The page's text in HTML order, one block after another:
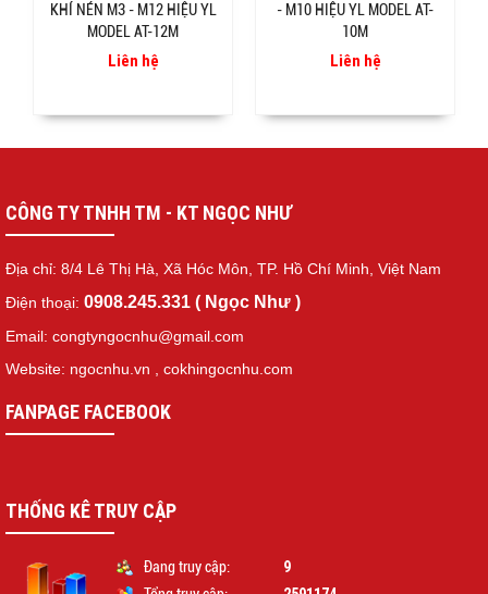
KHÍ NÉN M3 - M12 HIỆU YL
MODEL AT-12M
Liên hệ
- M10 HIỆU YL MODEL AT-
10M
Liên hệ
CÔNG TY TNHH TM - KT NGỌC NHƯ
Địa chỉ: 8/4 Lê Thị Hà, Xã Hóc Môn, TP. Hồ Chí Minh, Việt Nam
Điện thoại: 0908.245.331 ( Ngọc Như )
Email: congtyngocnhu@gmail.com
Website: ngocnhu.vn
cokhingocnhu.com
FANPAGE FACEBOOK
THỐNG KÊ TRUY CẬP
Đang truy cập: 9